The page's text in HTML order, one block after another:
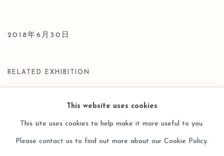
2018年6月30日
RELATED EXHIBITION
上海獅語｜鏘鏘 2018｜女性藝術家聯展第六回
This website uses cookies
This site uses cookies to help make it more useful to you.
Please contact us to find out more about our Cookie Policy.